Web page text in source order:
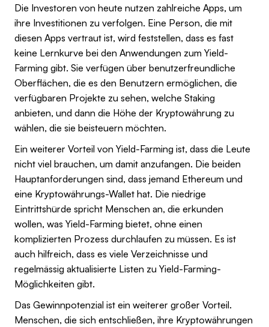
Die Investoren von heute nutzen zahlreiche Apps, um
ihre Investitionen zu verfolgen. Eine Person, die mit
diesen Apps vertraut ist, wird feststellen, dass es fast
keine Lernkurve bei den Anwendungen zum Yield-
Farming gibt. Sie verfügen über benutzerfreundliche
Oberflächen, die es den Benutzern ermöglichen, die
verfügbaren Projekte zu sehen, welche Staking
anbieten, und dann die Höhe der Kryptowährung zu
wählen, die sie beisteuern möchten.
Ein weiterer Vorteil von Yield-Farming ist, dass die Leute
nicht viel brauchen, um damit anzufangen. Die beiden
Hauptanforderungen sind, dass jemand Ethereum und
eine Kryptowährungs-Wallet hat. Die niedrige
Eintrittshürde spricht Menschen an, die erkunden
wollen, was Yield-Farming bietet, ohne einen
komplizierten Prozess durchlaufen zu müssen. Es ist
auch hilfreich, dass es viele Verzeichnisse und
regelmässig aktualisierte Listen zu Yield-Farming-
Möglichkeiten gibt.
Das Gewinnpotenzial ist ein weiterer großer Vorteil.
Menschen, die sich entschließen, ihre Kryptowährungen